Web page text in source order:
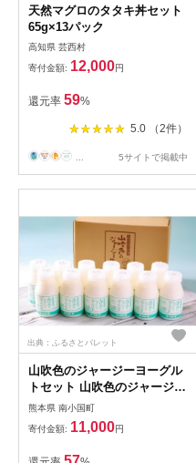
天然マグロのタタキ丼セット
65g×13パック
高知県 芸西村
寄付金額: 12,000円
還元率 59%
5.0 （2件）
5サイトで掲載中
出典：ふるさとパレット
山吹色のジャージーヨーグル
トセット 山吹色のジャージー
ヨーグルト 飲むヨーグルト
150ml 12本 ヨーグルト ジャ
ージーヨーグルト ジャージー
熊本県 南小国町
寄付金額: 11,000円